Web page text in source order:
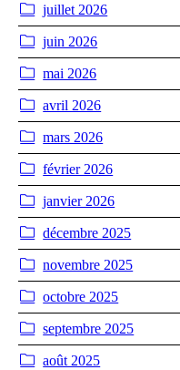
juillet 2026
juin 2026
mai 2026
avril 2026
mars 2026
février 2026
janvier 2026
décembre 2025
novembre 2025
octobre 2025
septembre 2025
août 2025